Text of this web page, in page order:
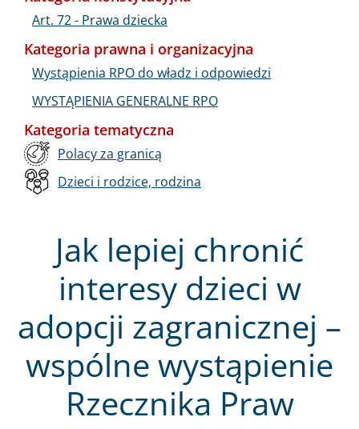
Jak lepiej chronić
interesy dzieci w
adopcji zagranicznej –
wspólne wystąpienie
Rzecznika Praw
Art. 72 - Prawa dziecka
Kategoria prawna i organizacyjna
Wystąpienia RPO do władz i odpowiedzi
WYSTĄPIENIA GENERALNE RPO
Kategoria tematyczna
Polacy za granicą
Dzieci i rodzice, rodzina